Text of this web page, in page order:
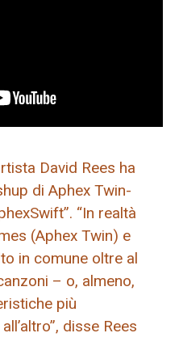
David Rees ha
di Aphex Twin-
“In realtà
(Aphex Twin) e
in comune oltre al
– o, almeno,
più
disse Rees